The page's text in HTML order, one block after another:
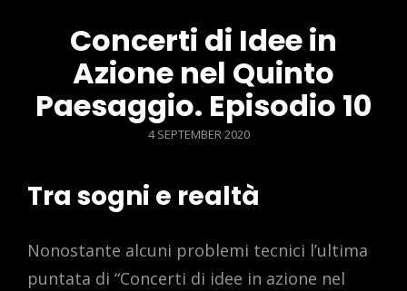
Concerti di Idee in
Azione nel Quinto
Paesaggio. Episodio 10
POSTED
4 SEPTEMBER 2020
Tra sogni e realtà
Nonostante alcuni problemi tecnici l’ultima
puntata di “Concerti di idee in azione nel